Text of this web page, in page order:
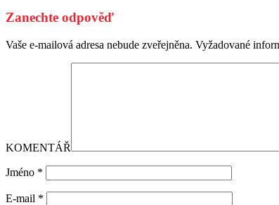
Zanechte odpověď
Vaše e-mailová adresa nebude zveřejněna. Vyžadované
KOMENTÁŘ
Jméno *
E-mail *